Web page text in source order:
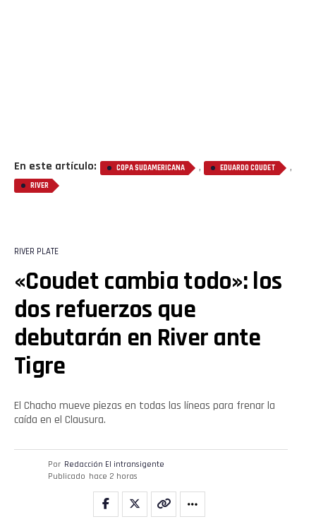
En este artículo: COPA SUDAMERICANA , EDUARDO COUDET ,
RIVER
RIVER PLATE
«Coudet cambia todo»: los
dos refuerzos que
debutarán en River ante
Tigre
El Chacho mueve piezas en todas las líneas para frenar la
caída en el Clausura.
Por Redacción El intransigente
Publicado hace 2 horas